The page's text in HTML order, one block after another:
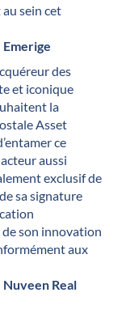
sein cet
des
et iconique
la
Asset
ce
aussi
exclusif de
sa signature
son innovation
aux
Real